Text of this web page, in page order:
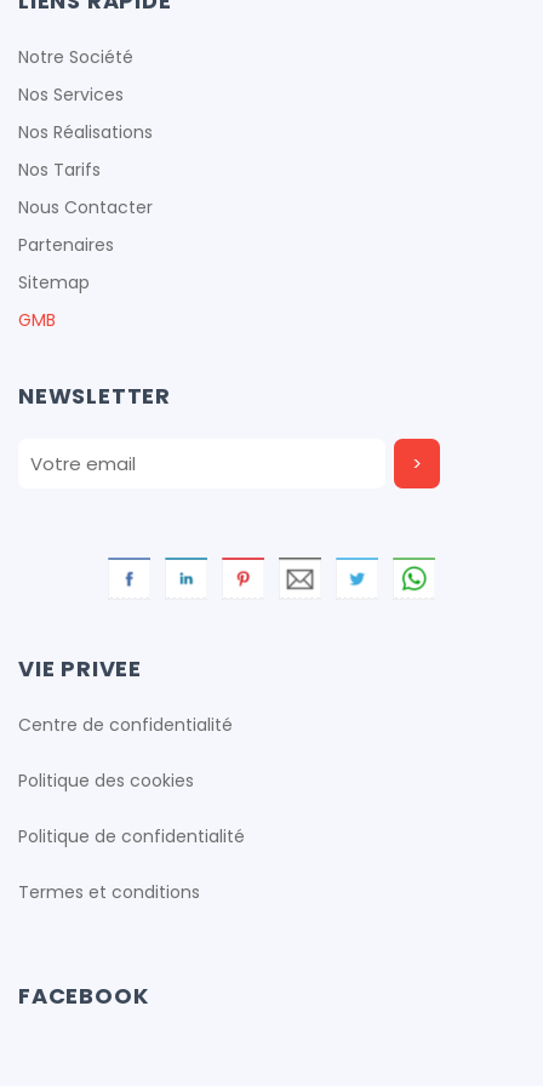
cfproduction
Notre Société
Nos Services
Nos Réalisations
Nos Tarifs
Nous Contacter
Partenaires
Sitemap
GMB
NEWSLETTER
VIE PRIVEE
Centre de confidentialité
Politique des cookies
Politique de confidentialité
Termes et conditions
FACEBOOK